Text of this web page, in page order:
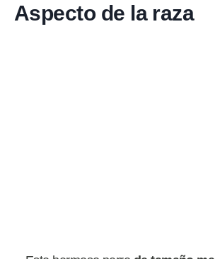
Aspecto de la raza